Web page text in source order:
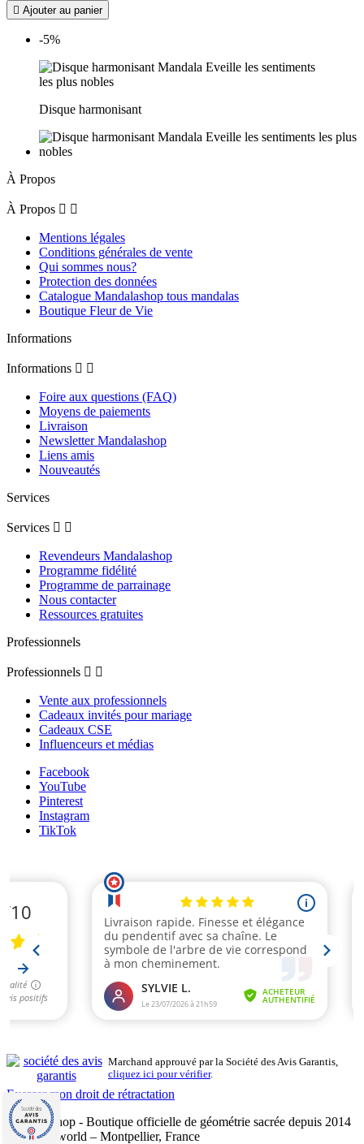
 Ajouter au panier
-5%
Disque harmonisant
À Propos
À Propos  
Mentions légales
Conditions générales de vente
Qui sommes nous?
Protection des données
Catalogue Mandalashop tous mandalas
Boutique Fleur de Vie
Informations
Informations  
Foire aux questions (FAQ)
Moyens de paiements
Livraison
Newsletter Mandalashop
Liens amis
Nouveautés
Services
Services  
Revendeurs Mandalashop
Programme fidélité
Programme de parrainage
Nous contacter
Ressources gratuites
Professionnels
Professionnels  
Vente aux professionnels
Cadeaux invités pour mariage
Cadeaux CSE
Influenceurs et médias
Facebook
YouTube
Pinterest
Instagram
TikTok
Marchand approuvé par la Société des Avis Garantis,
cliquez ici pour vérifier.
Exercer mon droit de rétractation
Mandalashop - Boutique officielle de géométrie sacrée depuis 2014
- Sarl Uniworld – Montpellier, France